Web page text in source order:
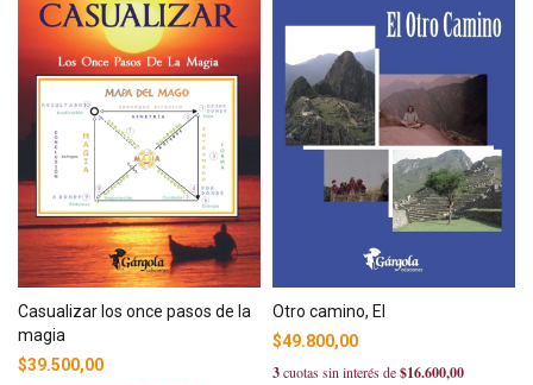
Casualizar los once pasos de la
magia
$39.500,00
Otro camino, El
$49.800,00
3cuotas sin interés de$16.600,00